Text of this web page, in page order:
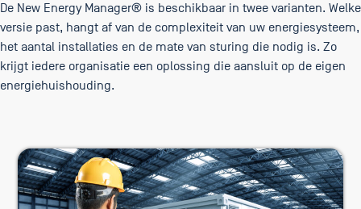
De New Energy Manager® is beschikbaar in twee varianten. Welke
versie past, hangt af van de complexiteit van uw energiesysteem,
het aantal installaties en de mate van sturing die nodig is. Zo
krijgt iedere organisatie een oplossing die aansluit op de eigen
energiehuishouding.